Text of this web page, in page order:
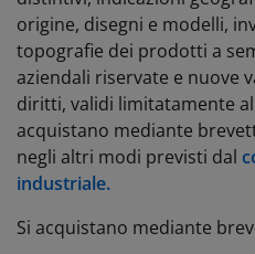
origine, disegni e modelli,
topografie dei prodotti a
aziendali riservate e nuove
diritti, validi limitatamente
acquistano mediante
negli altri modi previsti dal
industriale.
Si acquistano mediante